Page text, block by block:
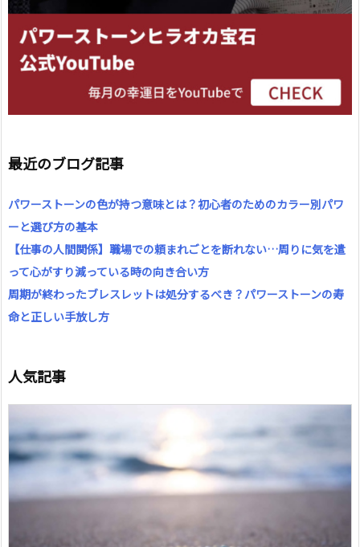
最近のブログ記事
パワーストーンの色が持つ意味とは？初心者のためのカラー別パワ
ーと選び方の基本
【仕事の人間関係】職場での頼まれごとを断れない…周りに気を遣
って心がすり減っている時の向き合い方
周期が終わったブレスレットは処分するべき？パワーストーンの寿
命と正しい手放し方
人気記事